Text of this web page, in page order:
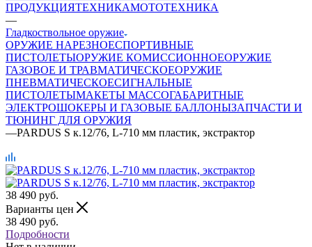
ПРОДУКЦИЯТЕХНИКАМОТОТЕХНИКА
—
Гладкоствольное оружие
ОРУЖИЕ НАРЕЗНОЕСПОРТИВНЫЕ
ПИСТОЛЕТЫОРУЖИЕ КОМИССИОННОЕОРУЖИЕ
ГАЗОВОЕ И ТРАВМАТИЧЕСКОЕОРУЖИЕ
ПНЕВМАТИЧЕСКОЕСИГНАЛЬНЫЕ
ПИСТОЛЕТЫМАКЕТЫ МАССОГАБАРИТНЫЕ
ЭЛЕКТРОШОКЕРЫ И ГАЗОВЫЕ БАЛЛОНЫЗАПЧАСТИ И
ТЮНИНГ ДЛЯ ОРУЖИЯ
—PARDUS S к.12/76, L-710 мм пластик, экстрактор
38 490 руб.
Варианты цен
38 490 руб.
Подробности